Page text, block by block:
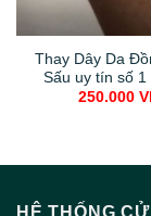
Thay Dây Da
Sấu uy tín số 1
250.000
HỆ THỐNG